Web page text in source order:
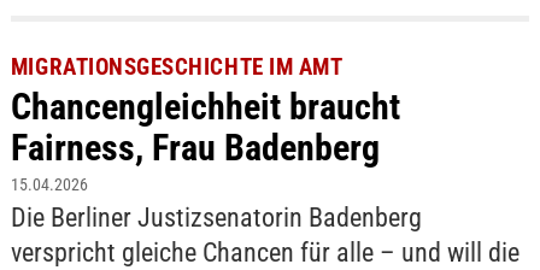
MIGRATIONSGESCHICHTE IM AMT
Chancengleichheit braucht
Fairness, Frau Badenberg
15.04.2026
Die Berliner Justizsenatorin Badenberg
verspricht gleiche Chancen für alle – und will die